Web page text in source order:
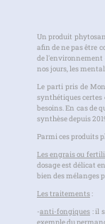
Un produit
afin de ne pas être
de l'environnement
nos jours, les
Le parti pris de
synthétiques certes
besoins. En cas de
synthèse depuis
Parmi ces produits
Les engrais ou
dosage est délicat
bien des mélanges
Les traitements:
-anti-fongiques : il